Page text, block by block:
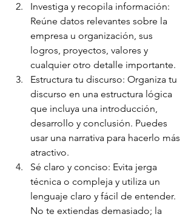
Investiga y recopila información:
Reúne datos relevantes sobre la
empresa u organización, sus
logros, proyectos, valores y
cualquier otro detalle importante.
Estructura tu discurso: Organiza tu
discurso en una estructura lógica
que incluya una introducción,
desarrollo y conclusión. Puedes
usar una narrativa para hacerlo más
atractivo.
Sé claro y conciso: Evita jerga
técnica o compleja y utiliza un
lenguaje claro y fácil de entender.
No te extiendas demasiado; la